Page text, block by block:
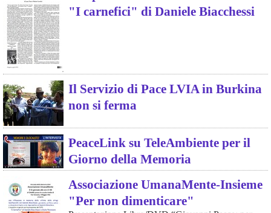
"I carnefici" di Daniele Biacchessi
Il Servizio di Pace LVIA in Burkina
non si ferma
PeaceLink su TeleAmbiente per il
Giorno della Memoria
Associazione UmanaMente-Insieme
"Per non dimenticare"